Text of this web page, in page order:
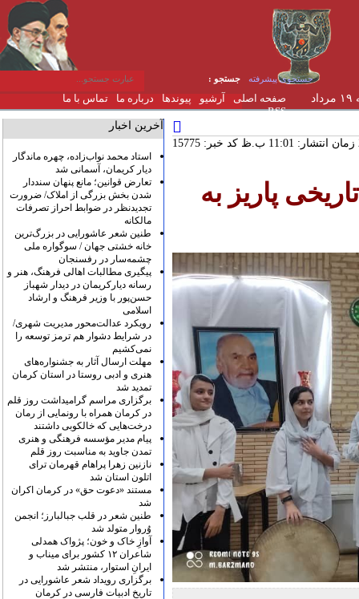
جستجوی پیشرفته جستجو :
صفحه اصلی آرشیو پیوندها درباره ما
تماس با ما
RSS
دوشنبه ۱۹ مرداد
کد خبر: 15775
پاریز به
آخرین اخبار
استاد محمد نواب‌زاده، چهره ماندگار
دیار کریمان، آسمانی شد
تعارض قوانین؛ مانع پنهان سنددار
شدن بخش بزرگی از املاک/ ضرورت
تجدیدنظر در ضوابط احراز تصرفات
مالکانه
طنین شعر عاشورایی در بزرگ‌ترین
خانه خشتی جهان / سوگواره ملی
چشمه‌سار در رفسنجان
پیگیری مطالبات اهالی فرهنگ، هنر و
رسانه دیارکریمان در دیدار شهباز
حسن‌پور با وزیر فرهنگ و ارشاد
اسلامی
رویکرد عدالت‌محور مدیریت شهری/
در شرایط دشوار هم ترمز توسعه را
نمی‌کشیم
مهلت ارسال آثار به جشنواره‌های
هنری و ادبی روستا در استان کرمان
تمدید شد
برگزاری مراسم گرامیداشت روز قلم
در کرمان همراه با رونمایی از رمان
درخت‌هایی که خالکوبی داشتند
پیام مدیر مؤسسه فرهنگی و هنری
تمدن جاوید به مناسبت روز قلم
نازنین زهرا پراهام قهرمان ترای
اتلون استان شد
مستند «دعوت حق» در کرمان اکران
شد
طنین شعر در قلب جبالبارز؛ انجمن
وُروار متولد شد
آوازِ خاک و خون؛ پژواک همدلی
شاعران ۱۲ کشور برای میناب و
ایرانِ استوار، منتشر شد
برگزاری رویداد شعر عاشورایی در
تاریخ ادبیات فارسی در کرمان